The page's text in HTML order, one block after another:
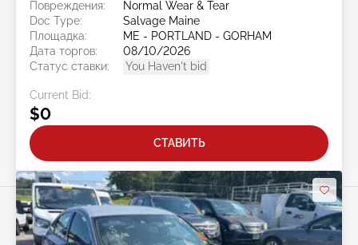
Повреждения:
Normal Wear & Tear
Doc Type:
Salvage Maine
Площадка:
ME - PORTLAND - GORHAM
Дата торгов:
08/10/2026
Статус ставки:
You Haven't bid
Current Bid:
$0
СТАВИТЬ